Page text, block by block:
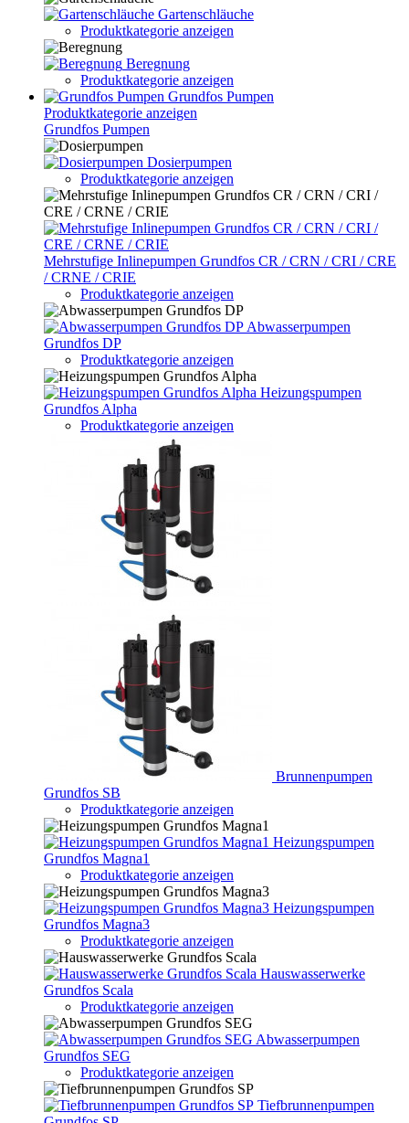
Gartenschläuche
Produktkategorie anzeigen
Beregnung
Produktkategorie anzeigen
Grundfos Pumpen
Produktkategorie anzeigen
Grundfos Pumpen
Dosierpumpen
Produktkategorie anzeigen
Mehrstufige Inlinepumpen Grundfos CR / CRN / CRI / CRE
/ CRNE / CRIE
Produktkategorie anzeigen
Abwasserpumpen
Grundfos DP
Produktkategorie anzeigen
Heizungspumpen
Grundfos Alpha
Produktkategorie anzeigen
Brunnenpumpen
Grundfos SB
Produktkategorie anzeigen
Heizungspumpen
Grundfos Magna1
Produktkategorie anzeigen
Heizungspumpen
Grundfos Magna3
Produktkategorie anzeigen
Hauswasserwerke
Grundfos Scala
Produktkategorie anzeigen
Abwasserpumpen
Grundfos SEG
Produktkategorie anzeigen
Tiefbrunnenpumpen